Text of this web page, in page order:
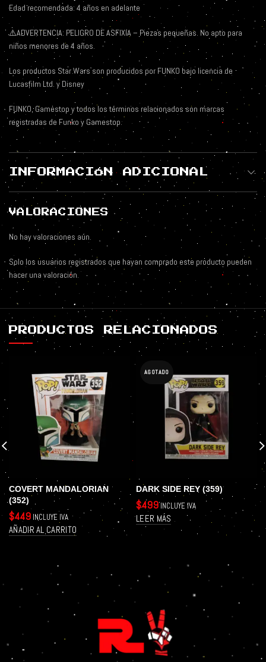
Edad recomendada: 4 años en adelante
⚠️ADVERTENCIA: PELIGRO DE ASFIXIA – Piezas pequeñas. No apto para
niños menores de 4 años.
Los productos Star Wars son producidos por FUNKO bajo licencia de
Lucasfilm Ltd. y Disney
FUNKO, Gamestop y todos los términos relacionados son marcas
registradas de Funko y Gamestop.
INFORMACIÓN ADICIONAL
VALORACIONES
No hay valoraciones aún.
Solo los usuarios registrados que hayan comprado este producto pueden
hacer una valoración.
PRODUCTOS RELACIONADOS
COVERT MANDALORIAN
(352)
$449 INCLUYE IVA
AÑADIR AL CARRITO
AGOTADO
DARK SIDE REY (359)
$499 INCLUYE IVA
LEER MÁS